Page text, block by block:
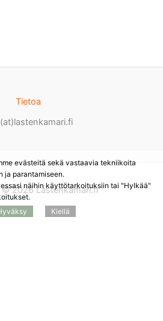
Tietoa
2026 Lastenkamari.fi
evästeitä sekä vastaavia tekniikoita
ja parantamiseen.
näihin käyttötarkoituksiin tai "Hylkää"
Kiellä